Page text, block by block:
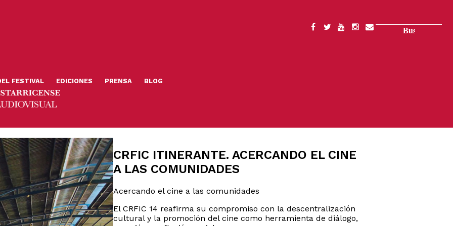
SOCIAL
FESTIVAL EDICIONES PRENSA BLOG
CRFIC ITINERANTE. ACERCANDO EL CINE
A LAS COMUNIDADES
Acercando el cine a las comunidades
El CRFIC 14 reafirma su compromiso con la descentralización
cultural y la promoción del cine como herramienta de diálogo,